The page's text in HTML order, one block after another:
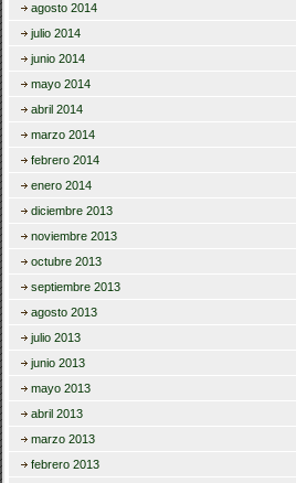
agosto 2014
julio 2014
junio 2014
mayo 2014
abril 2014
marzo 2014
febrero 2014
enero 2014
diciembre 2013
noviembre 2013
octubre 2013
septiembre 2013
agosto 2013
julio 2013
junio 2013
mayo 2013
abril 2013
marzo 2013
febrero 2013